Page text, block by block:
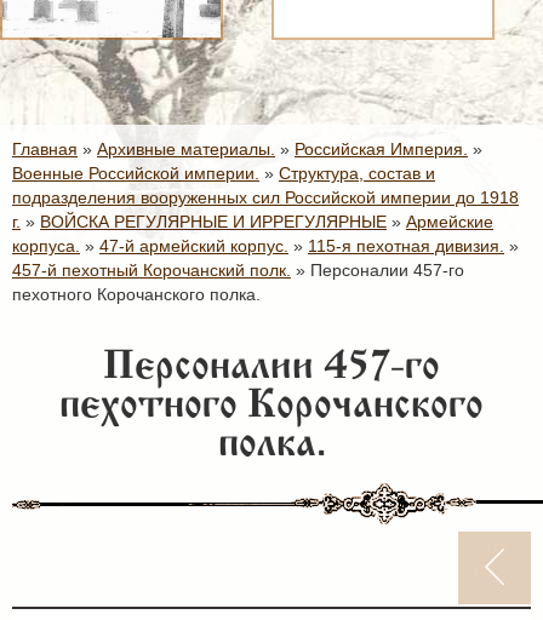
Главная » Архивные материалы. » Российская Империя. »
Военные Российской империи. » Структура, состав и
подразделения вооруженных сил Российской империи до 1918
г. » ВОЙСКА РЕГУЛЯРНЫЕ И ИРРЕГУЛЯРНЫЕ » Армейские
корпуса. » 47-й армейский корпус. » 115-я пехотная дивизия. »
457-й пехотный Корочанский полк. » Персоналии 457-го
пехотного Корочанского полка.
Персоналии 457-го
пехотного Корочанского
полка.